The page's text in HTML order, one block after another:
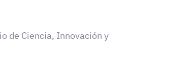
de Ciencia, Innovación y